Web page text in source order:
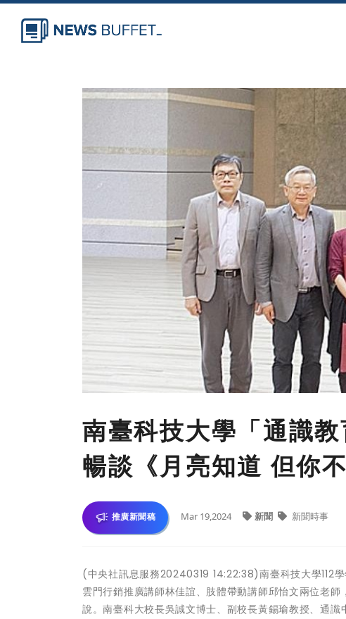
南臺科技大學「通識
暢談《月亮知道 但你
推廣新聞稿 Mar 19,2024 新聞 新聞時事
(中央社訊息服務20240319 14:22:38)南臺科技大學112
雲門行銷推廣講師林佳誼、肢體帶動講師邱怡文兩位老
說。南臺科大校長吳誠文博士、副校長黃錫瑜教授、通